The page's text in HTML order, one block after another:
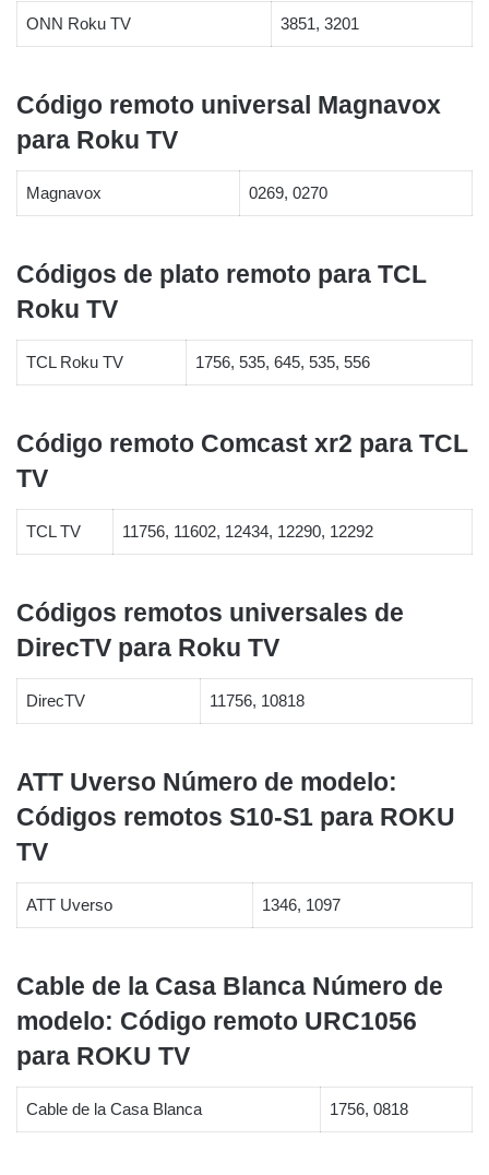
ONN Roku TV 3851, 3201
Código remoto universal Magnavox
para Roku TV
Magnavox 0269, 0270
Códigos de plato remoto para TCL
Roku TV
TCL Roku TV 1756, 535, 645, 535, 556
Código remoto Comcast xr2 para TCL
TV
TCL TV 11756, 11602, 12434, 12290, 12292
Códigos remotos universales de
DirecTV para Roku TV
DirecTV 11756, 10818
ATT Uverso Número de modelo:
Códigos remotos S10-S1 para ROKU
TV
ATT Uverso 1346, 1097
Cable de la Casa Blanca Número de
modelo: Código remoto URC1056
para ROKU TV
Cable de la Casa Blanca 1756, 0818